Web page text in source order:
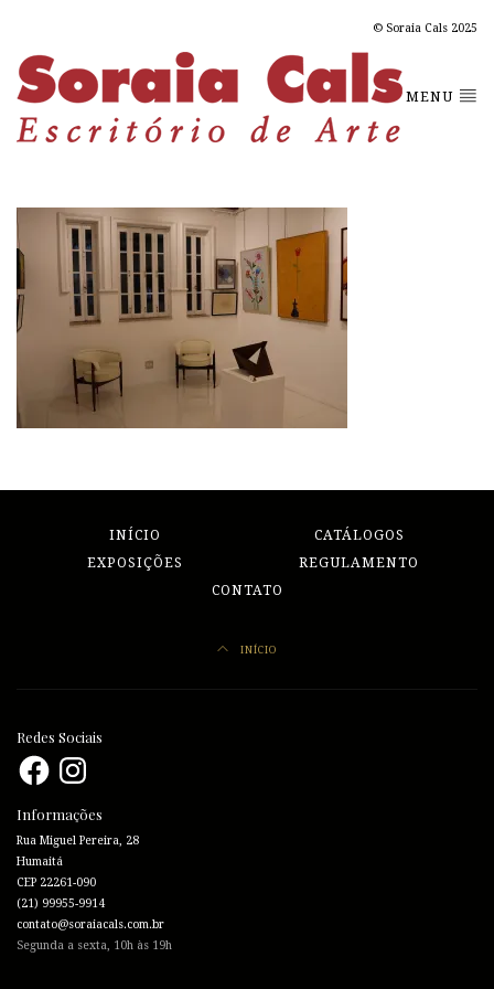
© Soraia Cals 2025
MENU
INÍCIO
CATÁLOGOS
EXPOSIÇÕES
REGULAMENTO
CONTATO
INÍCIO
Redes Sociais
FacebookInstagram
Informações
Rua Miguel Pereira, 28
Humaitá
CEP 22261-090
(21) 99955-9914
contato@soraiacals.com.br
Segunda a sexta, 10h às 19h